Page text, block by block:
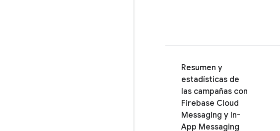
Resumen y
estadísticas de
las campañas con
Firebase Cloud
Messaging y In-
App Messaging